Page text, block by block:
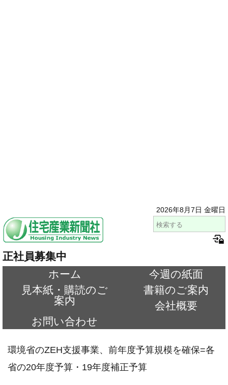
2026年8月7日 金曜日
正社員募集中
ホーム
今週の紙面
見本紙・購読のご
案内
書籍のご案内
会社概要
お問い合わせ
環境省のZEH支援事業、前年度予算規模を確保=各
省の20年度予算・19年度補正予算